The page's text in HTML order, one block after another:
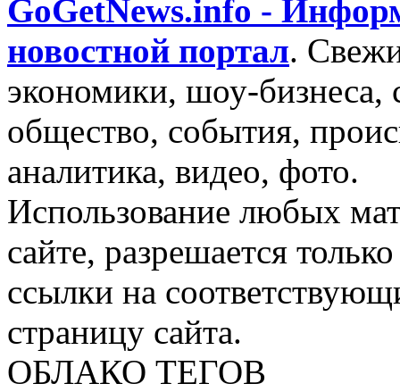
GoGetNews.info -
новостной портал.
экономики, шоу-бизнеса,
общество, события,
аналитика, видео, фото.
Использование любых
сайте, разрешается
ссылки на
страницу сайта.
ОБЛАКО ТЕГОВ